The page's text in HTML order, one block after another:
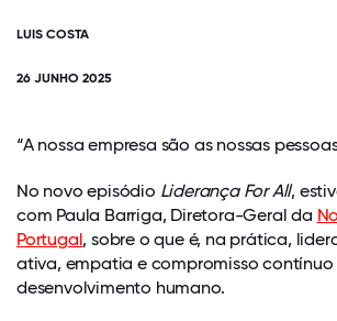
LUIS COSTA
26 JUNHO 2025
“A nossa empresa são as nossas
No novo episódio Liderança For All,
com Paula Barriga, Diretora-Geral da
Portugal, sobre o que é, na prática,
ativa, empatia e compromisso
desenvolvimento humano.